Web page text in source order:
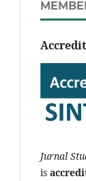
Jurnal
is